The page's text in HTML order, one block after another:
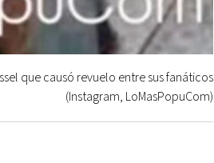
que causó revuelo entre sus fanáticos
(Instagram, LoMasPopuCom)